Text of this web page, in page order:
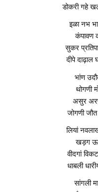
डोकरी गहे
इळा नभ
कंपावण
सुकर
दीपे
भांण
थोगणी
असुर
जोगणी
लियां
खड़ग
वीदगां
धाबली
सांगली